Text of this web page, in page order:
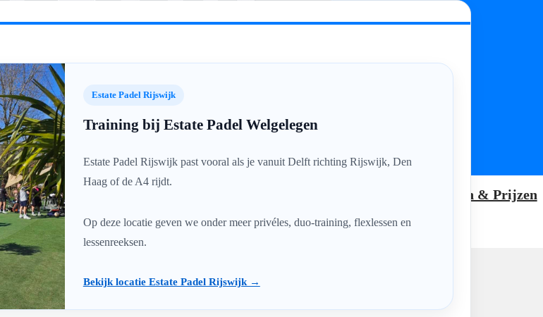
Lessenreeksen
Den Haag
Tarieven & Prijzen
Locaties
Den Haag
- Padelclub Klein Zwitserland
Estate Padel Rijswijk
Training bij Estate Padel Welgelegen
Estate Padel Rijswijk past vooral als je vanuit Delft richting Rijswijk, Den
Haag of de A4 rijdt.
Op deze locatie geven we onder meer privéles, duo-training, flexlessen en
lessenreeksen.
Bekijk locatie Estate Padel Rijswijk →